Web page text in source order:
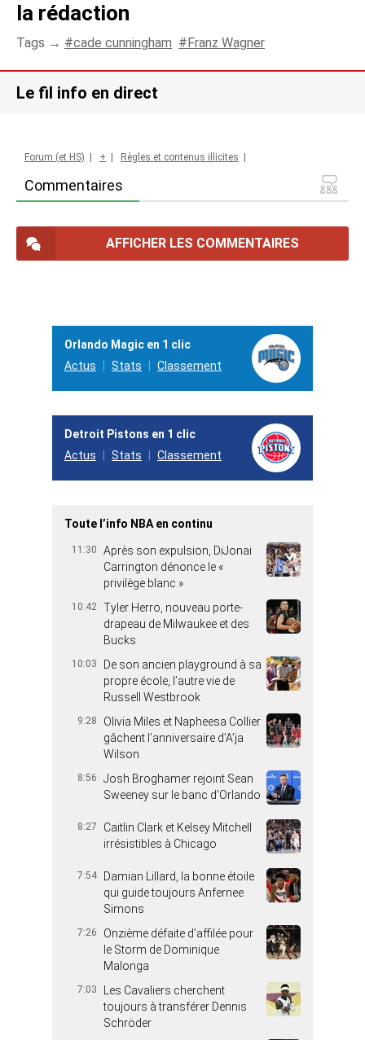
la rédaction
Tags → cade cunningham Franz Wagner
Le fil info en direct
Commentaires
Forum (et HS) + Règles et contenus illicites
AFFICHER LES COMMENTAIRES
Orlando Magic en 1 clic
Actus
Stats Classement
Detroit Pistons en 1 clic
Actus
Stats Classement
Toute l’info NBA en continu
11:30
Après son expulsion, DiJonai
Carrington dénonce le «
privilège blanc »
10:42 Tyler Herro, nouveau porte-
drapeau de Milwaukee et des
Bucks
10:03
De son ancien playground à sa
propre école, l’autre vie de
Russell Westbrook
9:28
Olivia Miles et Napheesa Collier
gâchent l’anniversaire d’A’ja
Wilson
8:56
Josh Broghamer rejoint Sean
Sweeney sur le banc d’Orlando
8:27
Caitlin Clark et Kelsey Mitchell
irrésistibles à Chicago
7:54
Damian Lillard, la bonne étoile
qui guide toujours Anfernee
Simons
7:26
Onzième défaite d’affilée pour
le Storm de Dominique
Malonga
7:03
Les Cavaliers cherchent
toujours à transférer Dennis
Schröder